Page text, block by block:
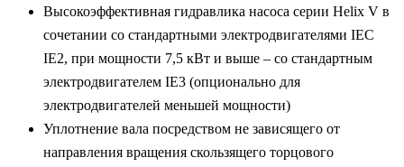
Высокоэффективная гидравлика насоса серии Helix V в
сочетании со стандартными электродвигателями IEC
IE2, при мощности 7,5 кВт и выше – со стандартным
электродвигателем IE3 (опционально для
электродвигателей меньшей мощности)
Уплотнение вала посредством не зависящего от
направления вращения скользящего торцового